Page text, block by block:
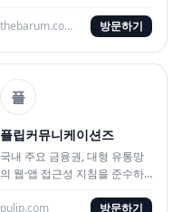
thebarum.co.kr
방문하기
플
플립커뮤니케이션즈
국내 주요 금융권, 대형 유통망
의 웹·앱 접근성 지침을 준수하
축 대행사
pulip.com 방문하기